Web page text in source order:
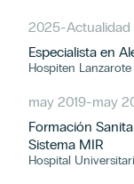
2025-Actualidad
Especialista en
Hospiten Lanzarote
may 2019-may
Formación
Sistema MIR
Hospital